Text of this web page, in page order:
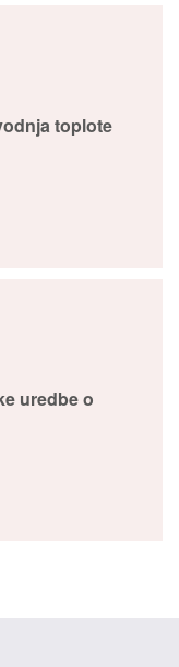
toplote
uredbe o